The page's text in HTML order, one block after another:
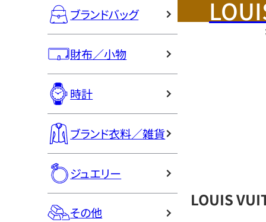
ブランドバッグ
財布／小物
時計
ブランド衣料／雑貨
ジュエリー
その他
LOUIS